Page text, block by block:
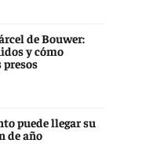
de Bouwer:
y cómo
presos
puede llegar su
de año